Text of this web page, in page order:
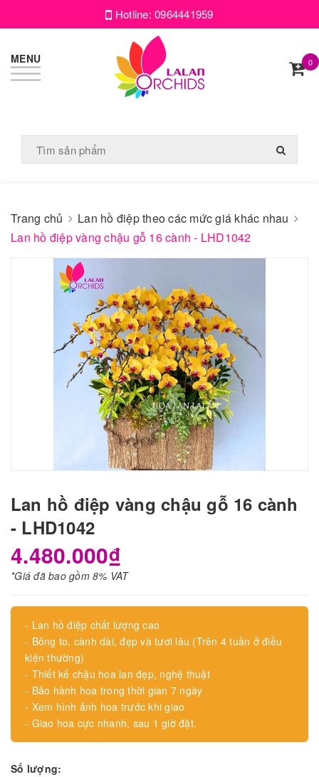
Hotline:0964441959
MENU 0
Trang chủ
Lan hồ điệp theo các mức giá khác nhau
Lan hồ điệp vàng chậu gỗ 16 cành - LHD1042
Lan hồ điệp vàng chậu gỗ 16 cành
- LHD1042
4.480.000₫
*Giá đã bao gồm 8% VAT
- Lan hồ điệp chất lượng cao
- Bông to, cành dài, đẹp và tươi lâu (Trên 4 tuần ở điều
kiện thường)
- Thiết kế chậu hoa lan đẹp, nghệ thuật
- Bảo hành hoa trong thời gian 7 ngày
- Xem hình ảnh hoa trước khi giao
- Giao hoa cực nhanh, sau 1 giờ đặt.
Số lượng: